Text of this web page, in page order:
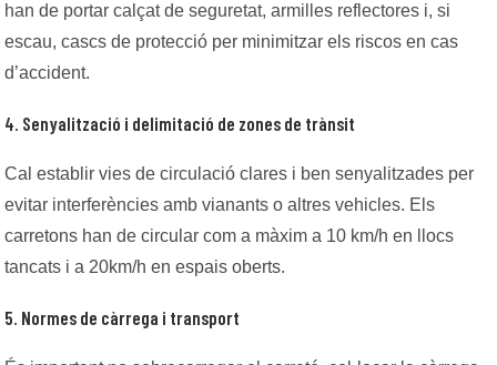
han de portar calçat de seguretat, armilles reflectores i, si
escau, cascs de protecció per minimitzar els riscos en cas
d’accident.
4. Senyalització i delimitació de zones de trànsit
Cal establir vies de circulació clares i ben senyalitzades per
evitar interferències amb vianants o altres vehicles. Els
carretons han de circular com a màxim a 10 km/h en llocs
tancats i a 20km/h en espais oberts.
5. Normes de càrrega i transport